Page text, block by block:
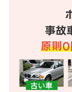
事故
原則0